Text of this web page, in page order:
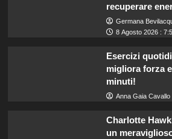
recuperare
Germana
8 Agosto 2026 :
Esercizi
migliora forza
minuti!
Anna Gaia Cavallo
Charlotte
un